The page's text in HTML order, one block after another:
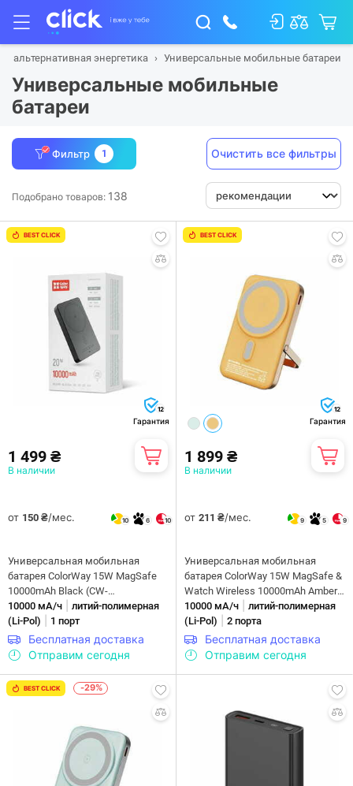
альтернативная энергетика Универсальные мобильные батареи
Универсальные мобильные
батареи
Фильтр 1 Очистить все фильтры
Подобрано товаров: 138
BEST CLICK
12
Гарантия
1 499 ₴
В наличии
от 150 ₴/мес. 10 6 10
Универсальная мобильная
батарея ColorWay 15W MagSafe
10000mAh Black (CW-
PB100LPA1BK-WPDD)
10000 мА/ч
литий-полимерная
(Li-Pol)
1 порт
Бесплатная доставка
Отправим сегодня
BEST CLICK
12
Гарантия
1 899 ₴
В наличии
от 211 ₴/мес. 9 5 9
Универсальная мобильная
батарея ColorWay 15W MagSafe &
Watch Wireless 10000mAh Amber
(CW-PB100LPA2Y-WPDD)
10000 мА/ч
литий-полимерная
(Li-Pol)
2 порта
Бесплатная доставка
Отправим сегодня
BEST CLICK -29%